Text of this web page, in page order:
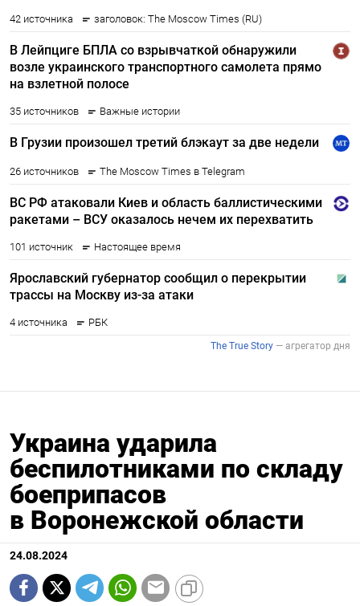
Украина ударила
беспилотниками по складу
боеприпасов
в Воронежской области
24.08.2024